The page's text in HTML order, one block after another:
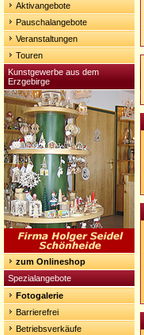
Aktivangebote
Pauschalangebote
Veranstaltungen
Touren
Kunstgewerbe aus dem
Erzgebirge
zum Onlineshop
Spezialangebote
Fotogalerie
Barrierefrei
Betriebsverkäufe